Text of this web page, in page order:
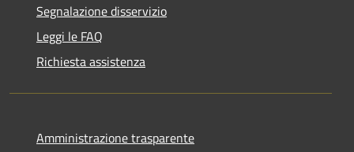
Segnalazione disservizio
Leggi le FAQ
Richiesta assistenza
Amministrazione trasparente